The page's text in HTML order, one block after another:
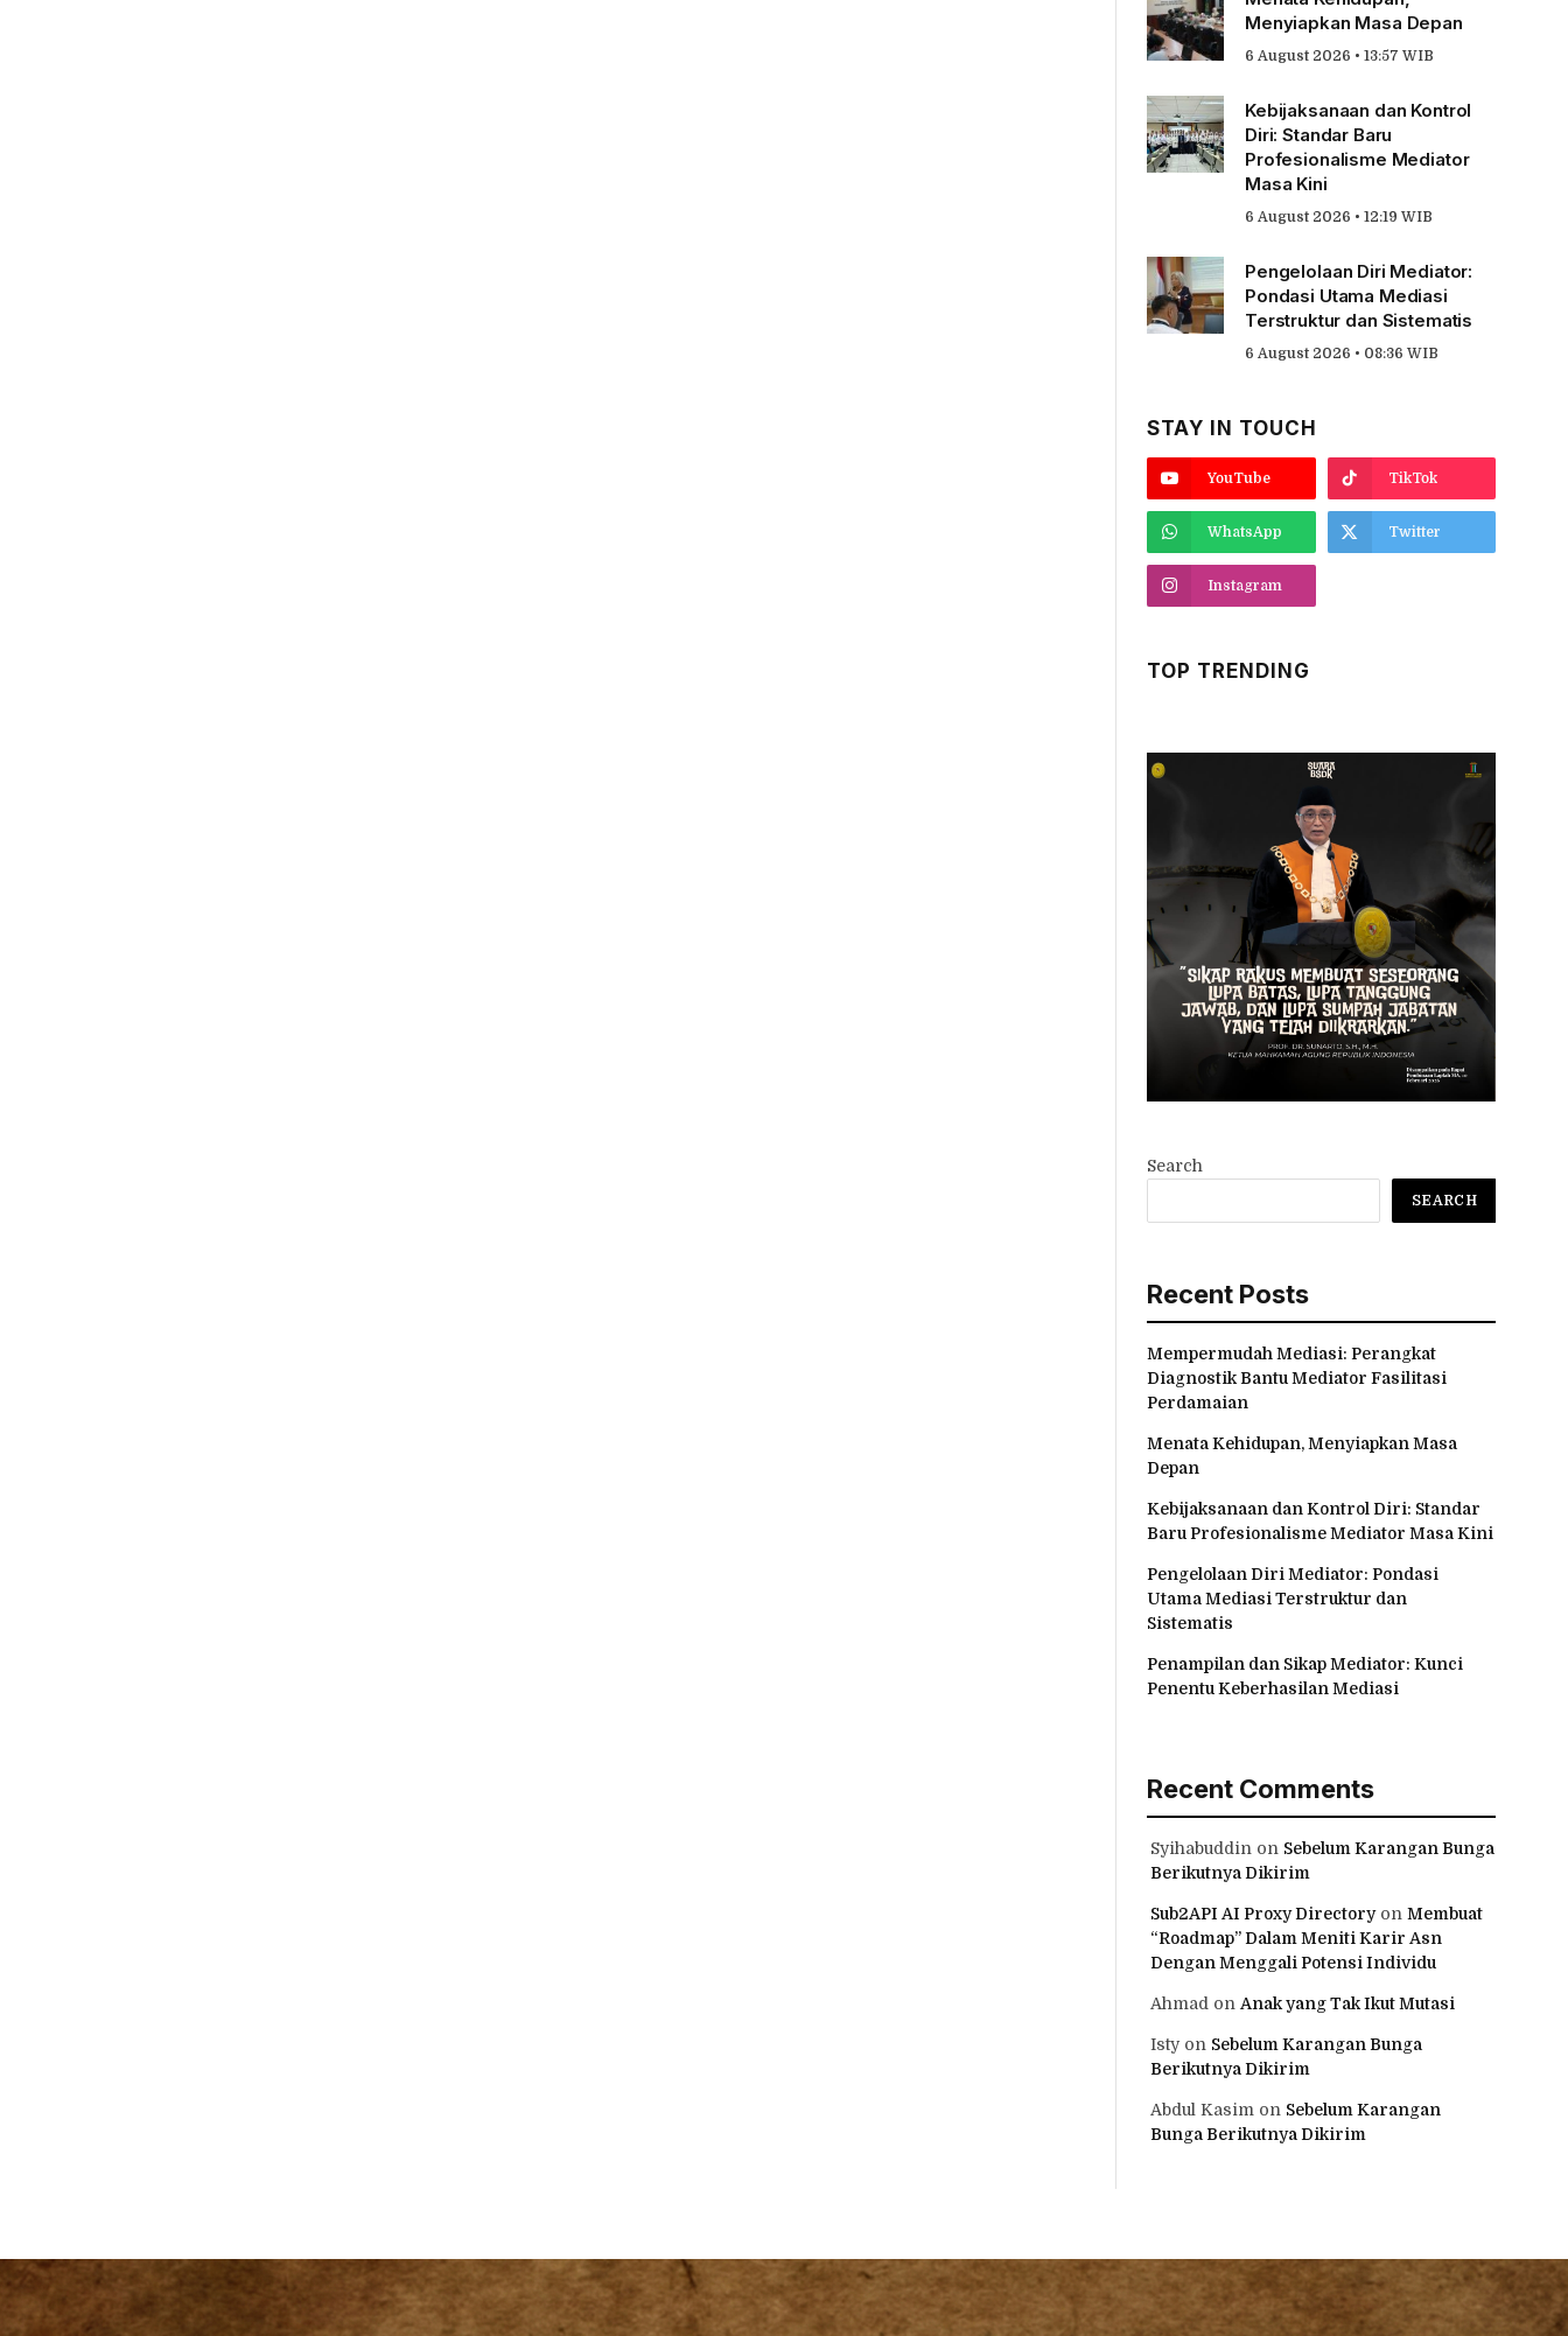
Menyiapkan Masa Depan
6 August 2026 • 13:57 WIB
Kebijaksanaan dan Kontrol
Diri: Standar Baru
Profesionalisme Mediator
Masa Kini
6 August 2026 • 12:19 WIB
Pengelolaan Diri Mediator:
Pondasi Utama Mediasi
Terstruktur dan Sistematis
6 August 2026 • 08:36 WIB
STAY IN TOUCH
YouTube TikTok
WhatsApp Twitter
Instagram
TOP TRENDING
Search
SEARCH
Recent Posts
Mempermudah Mediasi: Perangkat
Diagnostik Bantu Mediator Fasilitasi
Perdamaian
Menata Kehidupan, Menyiapkan Masa
Depan
Kebijaksanaan dan Kontrol Diri: Standar
Baru Profesionalisme Mediator Masa Kini
Pengelolaan Diri Mediator: Pondasi
Utama Mediasi Terstruktur dan
Sistematis
Penampilan dan Sikap Mediator: Kunci
Penentu Keberhasilan Mediasi
Recent Comments
Syihabuddin on Sebelum Karangan Bunga
Berikutnya Dikirim
Sub2API AI Proxy Directoryon Membuat
“Roadmap” Dalam Meniti Karir Asn
Dengan Menggali Potensi Individu
Ahmad on Anak yang Tak Ikut Mutasi
Istyon Sebelum Karangan Bunga
Berikutnya Dikirim
Abdul Kasim on Sebelum Karangan
Bunga Berikutnya Dikirim